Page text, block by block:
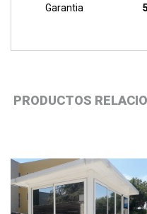
Garantia
PRODUCTOS